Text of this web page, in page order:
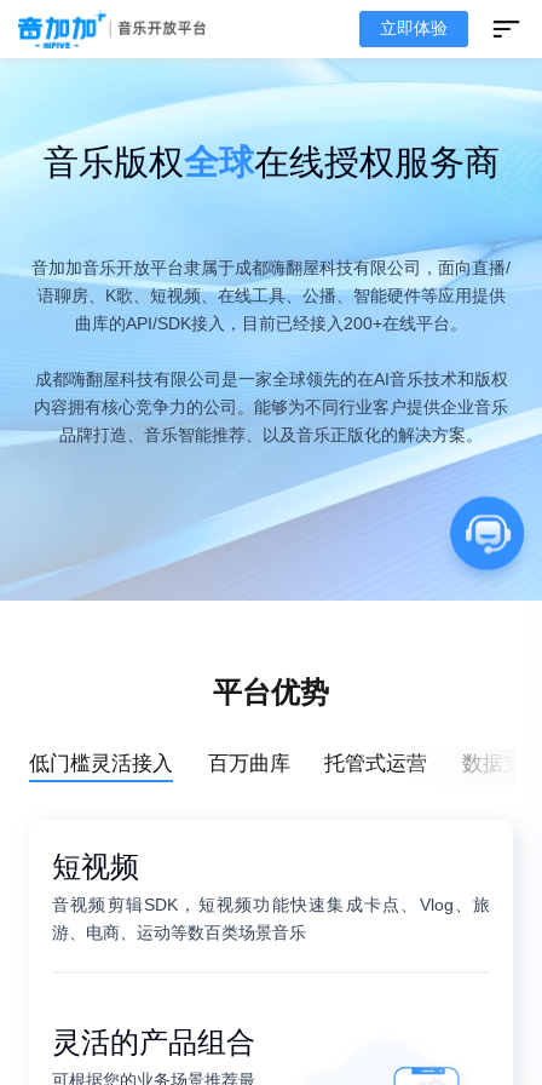
立即体验
音乐版权全球在线授权服务商
音加加音乐开放平台隶属于成都嗨翻屋科技有限公司，面向直播/
语聊房、K歌、短视频、在线工具、公播、智能硬件等应用提供
曲库的API/SDK接入，目前已经接入200+在线平台。
成都嗨翻屋科技有限公司是一家全球领先的在AI音乐技术和版权
内容拥有核心竞争力的公司。能够为不同行业客户提供企业音乐
品牌打造、音乐智能推荐、以及音乐正版化的解决方案。
平台优势
低门槛灵活接入 百万曲库 托管式运营 数据支
短视频
音视频剪辑SDK，短视频功能快速集成卡点、Vlog、旅
游、电商、运动等数百类场景音乐
灵活的产品组合
可根据您的业务场景推荐最